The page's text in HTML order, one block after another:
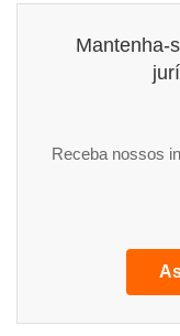
Mantenha-
Receba nossos